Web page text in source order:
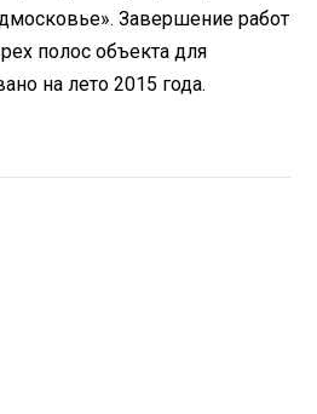
Завершение работ
полос объекта для
на лето 2015 года.